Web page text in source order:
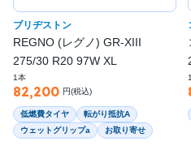
ブリヂストン
REGNO (レグノ) GR-XIII
275/30 R20 97W XL
1本
82,200 円(税込)
低燃費タイヤ
転がり抵抗A
ウェットグリップa
お取り寄せ